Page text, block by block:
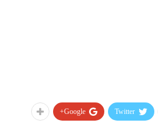
Twitter
Google+